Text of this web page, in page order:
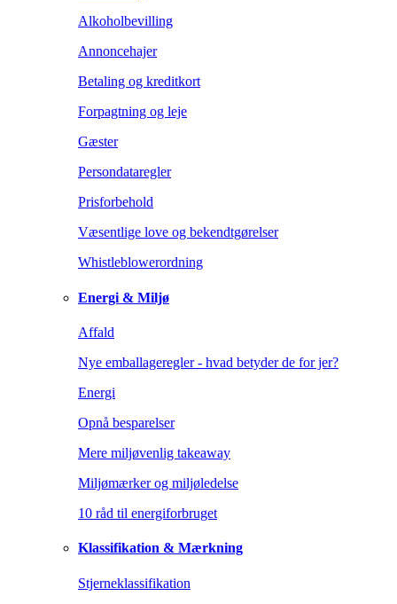
Alkoholbevilling
Annoncehajer
Betaling og kreditkort
Forpagtning og leje
Gæster
Persondataregler
Prisforbehold
Væsentlige love og bekendtgørelser
Whistleblowerordning
Energi & Miljø
Affald
Nye emballageregler - hvad betyder de for jer?
Energi
Opnå besparelser
Mere miljøvenlig takeaway
Miljømærker og miljøledelse
10 råd til energiforbruget
Klassifikation & Mærkning
Stjerneklassifikation